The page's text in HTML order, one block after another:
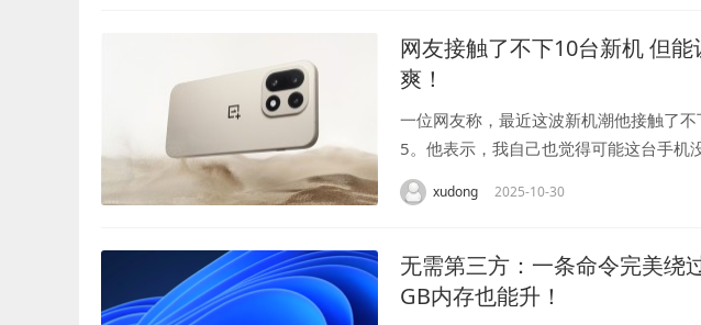
网友接触了不下10台新机 但
爽！
一位网友称，最近这波新机潮他接触了
5。他表示，我自己也觉得可能这台手机
我还是下单了一加15，当我摸到它时我
的手感和质感...
xudong 2025-10-30
无需第三方：一条命令完美绕
GB内存也能升！